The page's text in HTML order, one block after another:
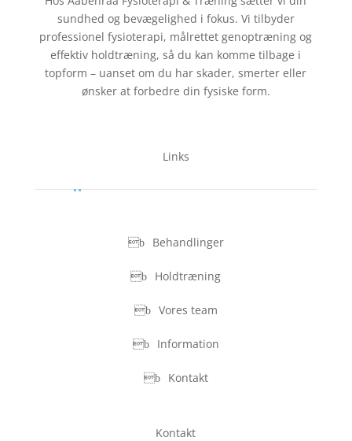
sundhed og bevægelighed i fokus. Vi tilbyder
professionel fysioterapi, målrettet genoptræning og
effektiv holdtræning, så du kan komme tilbage i
topform – uanset om du har skader, smerter eller
ønsker at forbedre din fysiske form.
Links
Behandlinger
Holdtræning
Vores team
Information
Kontakt
Kontakt